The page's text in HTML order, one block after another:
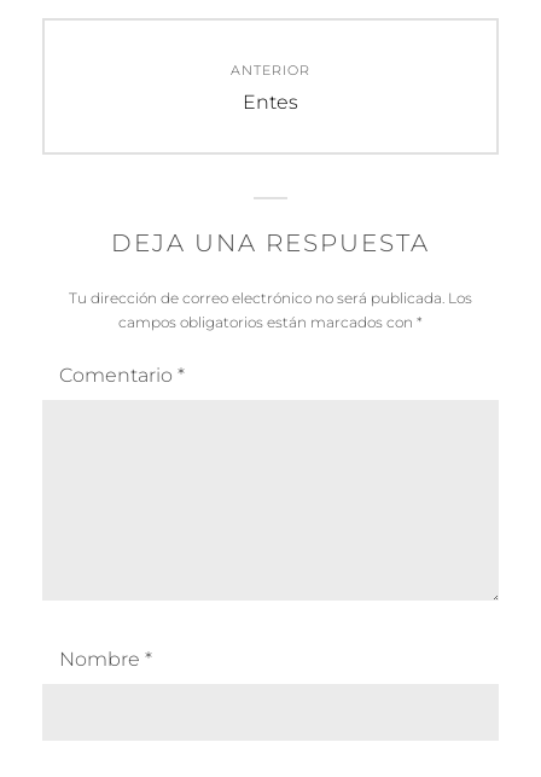
entradas
ANTERIOR
Entrada
Entes
DEJA UNA RESPUESTA
Tu dirección de correo electrónico no será publicada. Los
campos obligatorios están marcados con *
Comentario *
Nombre *